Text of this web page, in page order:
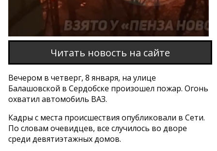
Этот браузер не поддерживает проигрывание
Читать новость на сайте
Вечером в четверг, 8 января, на улице
Балашовской в Сердобске произошел пожар. Огонь
охватил автомобиль ВАЗ.
Кадры с места происшествия опубликовали в Сети.
По словам очевидцев, все случилось во дворе
среди девятиэтажных домов.